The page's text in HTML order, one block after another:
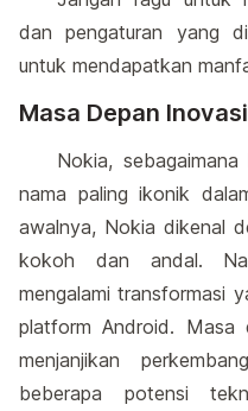
dan pengaturan yang
untuk mendapatkan
Masa Depan
Nokia,
nama paling ikonik
awalnya, Nokia dikenal
kokoh dan andal.
mengalami transformasi
platform Android. Masa
menjanjikan
beberapa potensi